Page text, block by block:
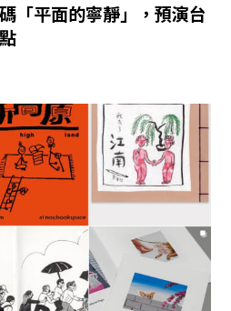
「平面的寧靜」，預演台